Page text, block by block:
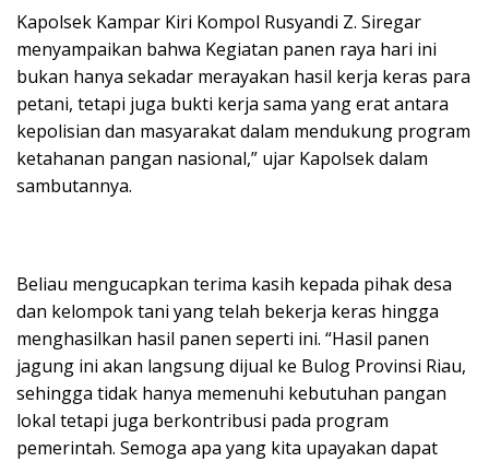
Kapolsek Kampar Kiri Kompol Rusyandi Z. Siregar
menyampaikan bahwa Kegiatan panen raya hari ini
bukan hanya sekadar merayakan hasil kerja keras para
petani, tetapi juga bukti kerja sama yang erat antara
kepolisian dan masyarakat dalam mendukung program
ketahanan pangan nasional,” ujar Kapolsek dalam
sambutannya.
Beliau mengucapkan terima kasih kepada pihak desa
dan kelompok tani yang telah bekerja keras hingga
menghasilkan hasil panen seperti ini. “Hasil panen
jagung ini akan langsung dijual ke Bulog Provinsi Riau,
sehingga tidak hanya memenuhi kebutuhan pangan
lokal tetapi juga berkontribusi pada program
pemerintah. Semoga apa yang kita upayakan dapat